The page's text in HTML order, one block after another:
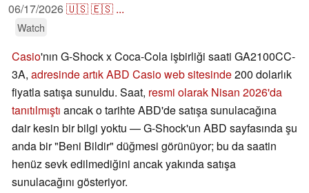
06/17/2026🇺🇸🇪🇸 ...
Watch
Casio'nın G-Shock x Coca-Cola işbirliği saati GA2100CC-
3A, adresinde artık ABD Casio web sitesinde200 dolarlık
fiyatla satışa sunuldu. Saat, resmi olarak Nisan 2026'da
tanıtılmıştı ancak o tarihte ABD'de satışa sunulacağına
dair kesin bir bilgi yoktu — G-Shock'un ABD sayfasında şu
anda bir "Beni Bildir" düğmesi görünüyor; bu da saatin
henüz sevk edilmediğini ancak yakında satışa
sunulacağını gösteriyor.